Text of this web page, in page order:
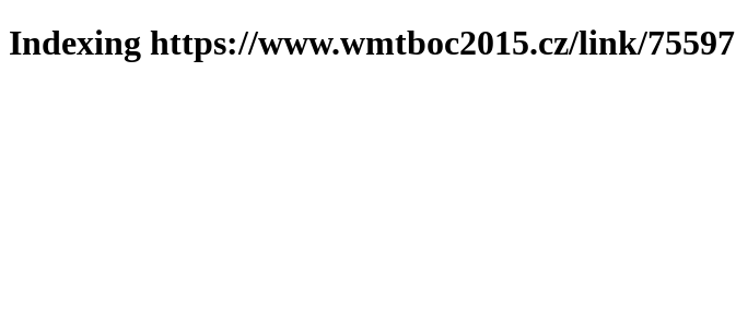
Indexing https://www.wmtboc2015.cz/link/75597